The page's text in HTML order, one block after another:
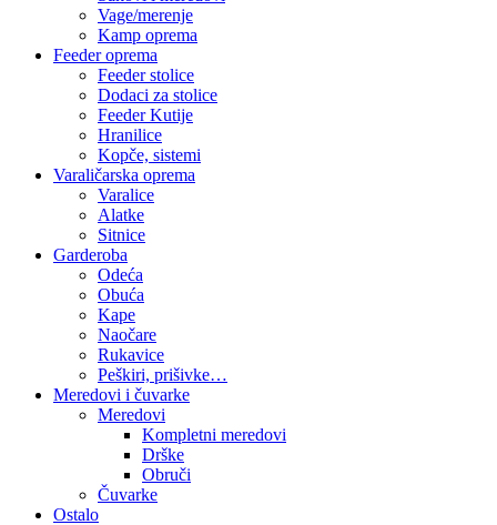
Vage/merenje
Kamp oprema
Feeder oprema
Feeder stolice
Dodaci za stolice
Feeder Kutije
Hranilice
Kopče, sistemi
Varaličarska oprema
Varalice
Alatke
Sitnice
Garderoba
Odeća
Obuća
Kape
Naočare
Rukavice
Peškiri, prišivke…
Meredovi i čuvarke
Meredovi
Kompletni meredovi
Drške
Obruči
Čuvarke
Ostalo